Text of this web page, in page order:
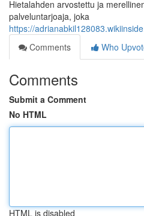
Hietalahden arvostettu ja
palveluntarjoaja, joka
https://
Comments
Who
Comments
Submit a Comment
No HTML
HTML is disabled